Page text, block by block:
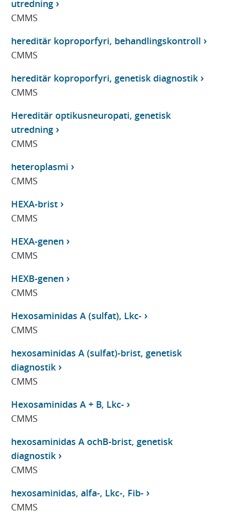
utredning
CMMS
hereditär koproporfyri, behandlingskontroll
CMMS
hereditär koproporfyri, genetisk diagnostik
CMMS
Hereditär optikusneuropati, genetisk
utredning
CMMS
heteroplasmi
CMMS
HEXA-brist
CMMS
HEXA-genen
CMMS
HEXB-genen
CMMS
Hexosaminidas A (sulfat), Lkc-
CMMS
hexosaminidas A (sulfat)-brist, genetisk
diagnostik
CMMS
Hexosaminidas A + B, Lkc-
CMMS
hexosaminidas A ochB-brist, genetisk
diagnostik
CMMS
hexosaminidas, alfa-, Lkc-, Fib-
CMMS